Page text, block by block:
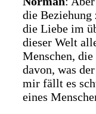
die Beziehung
die Liebe im
dieser Welt
Menschen,
davon, was
mir fällt es
eines